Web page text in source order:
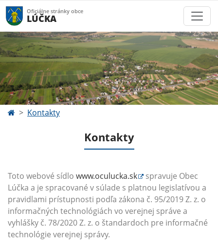
Oficiálne stránky obce
LÚČKA
Kontakty
Kontakty
Toto webové sídlo www.oculucka.sk
spravuje Obec
Lúčka a je spracované v súlade s platnou legislatívou a
pravidlami prístupnosti podľa zákona č. 95/2019 Z. z. o
informačných technológiách vo verejnej správe a
vyhlášky č. 78/2020 Z. z. o štandardoch pre informačné
technológie verejnej správy.